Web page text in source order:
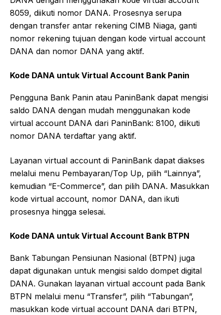
8059, diikuti nomor DANA. Prosesnya serupa
dengan transfer antar rekening CIMB Niaga, ganti
nomor rekening tujuan dengan kode virtual account
DANA dan nomor DANA yang aktif.
Kode DANA untuk Virtual Account Bank Panin
Pengguna Bank Panin atau PaninBank dapat mengisi
saldo DANA dengan mudah menggunakan kode
virtual account DANA dari PaninBank: 8100, diikuti
nomor DANA terdaftar yang aktif.
Layanan virtual account di PaninBank dapat diakses
melalui menu Pembayaran/Top Up, pilih “Lainnya”,
kemudian “E-Commerce”, dan pilih DANA. Masukkan
kode virtual account, nomor DANA, dan ikuti
prosesnya hingga selesai.
Kode DANA untuk Virtual Account Bank BTPN
Bank Tabungan Pensiunan Nasional (BTPN) juga
dapat digunakan untuk mengisi saldo dompet digital
DANA. Gunakan layanan virtual account pada Bank
BTPN melalui menu “Transfer”, pilih “Tabungan”,
masukkan kode virtual account DANA dari BTPN,